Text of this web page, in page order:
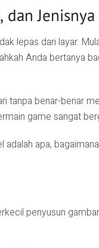
lepas dari layar.
Anda
tanpa benar-benar
game sangat
apa,
penyusun